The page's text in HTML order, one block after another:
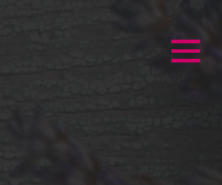
Menu